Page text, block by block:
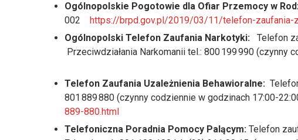
Ogólnopolskie Pogotowie dla Ofiar Przemocy w
002 https://brpd.gov.pl/2019/03/11/telefon-zaufania-
Ogólnopolski Telefon Zaufania Narkotyki: Telefon
Przeciwdziałania Narkomanii tel.: 800 199 990 (czynny
Telefon Zaufania Uzależnienia Behawioralne:
801 889 880 (czynny codziennie w godzinach 17:00-
889-880.html
Telefoniczna Poradnia Pomocy Palącym: Telefon